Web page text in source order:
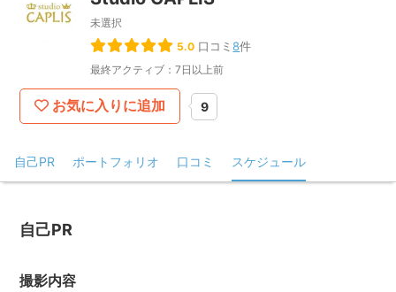
未選択
5.0 口コミ8件
最終アクティブ：7日以上前
お気に入りに追加 9
自己PR ポートフォリオ 口コミ スケジュール
自己PR
撮影内容